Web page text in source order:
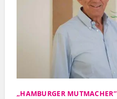
„HAMBURGER MUTMACHER“